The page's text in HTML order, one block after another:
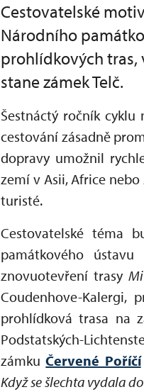
Cestovatelské
Národního
prohlídkových tras,
stane zámek Telč.
Šestnáctý ročník cyklu
cestování zásadně
dopravy umožnil
zemí v Asii, Africe
turisté.
Cestovatelské téma
památkového
znovuotevření trasy
Coudenhove-Kalergi,
prohlídková trasa na
Podstatských-
zámkuČervené Poříčí
Když se šlechta vydala